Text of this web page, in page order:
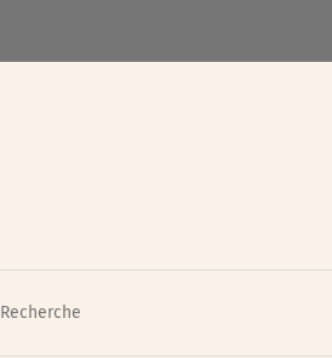
Cycle de rencontres